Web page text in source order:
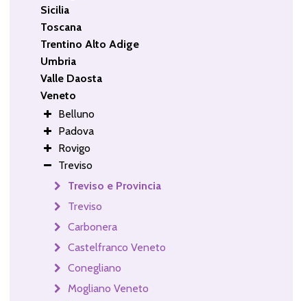
Sicilia
Toscana
Trentino Alto Adige
Umbria
Valle Daosta
Veneto
Belluno
Padova
Rovigo
Treviso
Treviso e Provincia
Treviso
Carbonera
Castelfranco Veneto
Conegliano
Mogliano Veneto